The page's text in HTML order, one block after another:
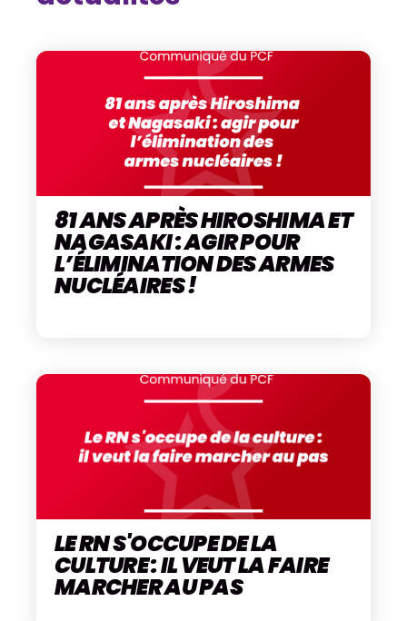
81 ANS APRÈS HIROSHIMA ET
NAGASAKI : AGIR POUR
L’ÉLIMINATION DES ARMES
NUCLÉAIRES !
LE RN S'OCCUPE DE LA
CULTURE : IL VEUT LA FAIRE
MARCHER AU PAS